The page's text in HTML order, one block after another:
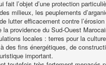
fait l’objet d’une protection
milieux, les peuplements
lutter efficacement contre
providence du Sud-Ouest
locales : terres pour la
des fins énergétiques, de
important.